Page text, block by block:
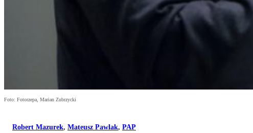
Foto: Fotorzepa, Marian Zubrzycki
Robert Mazurek, Mateusz Pawlak, PAP